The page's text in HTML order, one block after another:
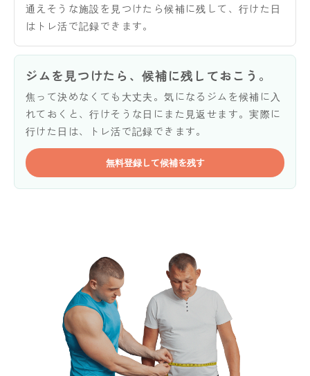
通えそうな施設を見つけたら候補に残して、行けた日
はトレ活で記録できます。
ジムを見つけたら、候補に残しておこう。
焦って決めなくても大丈夫。気になるジムを候補に入
れておくと、行けそうな日にまた見返せます。実際に
行けた日は、トレ活で記録できます。
無料登録して候補を残す